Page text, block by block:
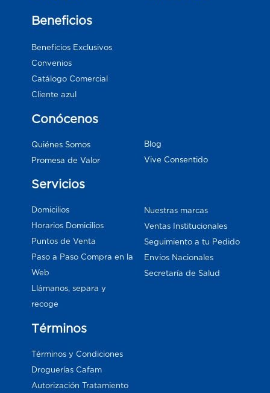
Beneficios
Beneficios Exclusivos
Convenios
Catálogo Comercial
Cliente azul
Conócenos
Quiénes Somos
Promesa de Valor
Blog
Vive Consentido
Servicios
Domicilios
Horarios Domicilios
Puntos de Venta
Paso a Paso Compra en la
Web
Llámanos, separa y
recoge
Nuestras marcas
Ventas Institucionales
Seguimiento a tu Pedido
Envios Nacionales
Secretaría de Salud
Términos
Términos y Condiciones
Droguerías Cafam
Autorización Tratamiento